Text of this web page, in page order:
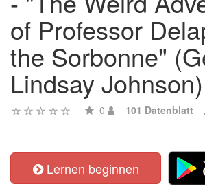
of Professor
the Sorbonne"
Lindsay Johnson)
0 101 Datenblatt
Lernen beginnen